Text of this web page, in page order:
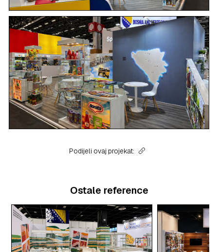
Podijeli ovaj projekat:
Ostale reference